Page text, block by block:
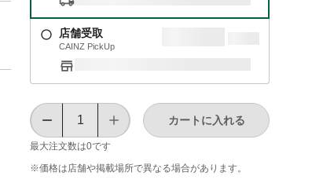
店舗受取
CAINZ PickUp
最大注文数は0です
カートに入れる
※価格は​店舗や​掲載場所で​異なる​場合が​あります。